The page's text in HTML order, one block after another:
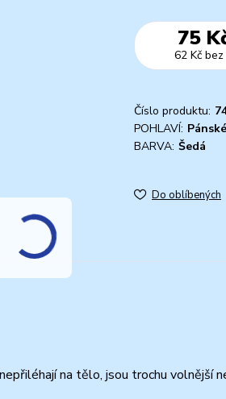
75
62 Kč bez
Číslo produktu:
POHLAVÍ: Pánské
BARVA: Šedá
Do oblíbených
na tělo, jsou trochu volnější